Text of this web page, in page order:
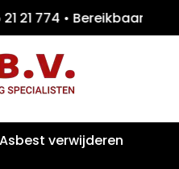
21 21 774 •
Asbest verwijderen